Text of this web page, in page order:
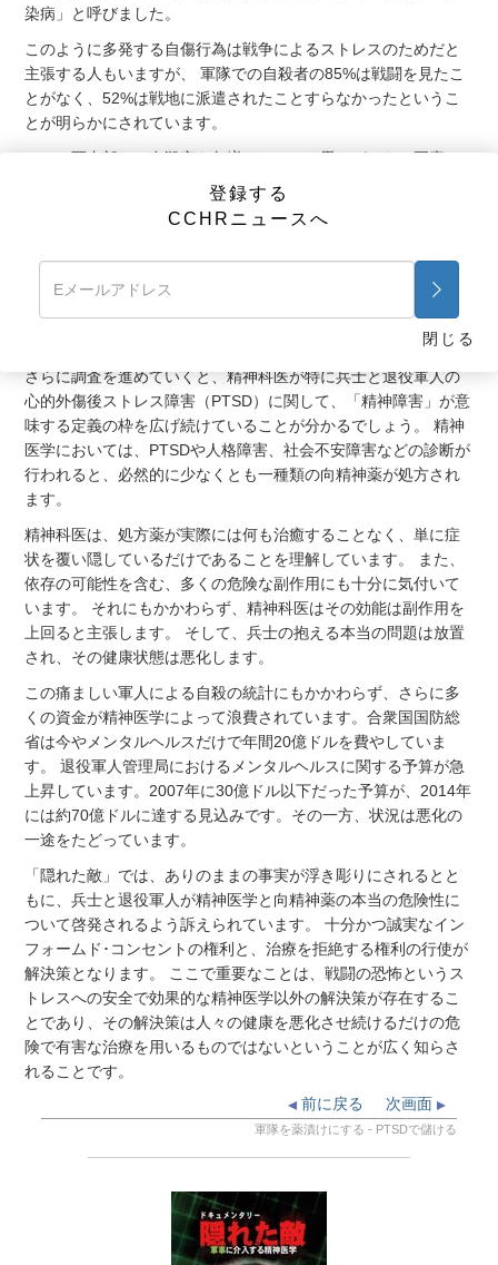
染病」と呼びました。
このように多発する自傷行為は戦争によるストレスのためだと
主張する人もいますが、 軍隊での自殺者の85%は戦闘を見たこ
とがなく、52%は戦地に派遣されたことすらなかったというこ
とが明らかにされています。
では、軍内部での自殺率を急増させている思いがけない要素と
新発表のドキュメンタリー「隠れた敵：軍事に介入する精神医
は、2003年から始まった向精神薬の処方率の急激な増加です。
増加する攻撃性と自殺願望などで知られる、この種の薬物の処
方による副作用は、軍内部の家庭内暴力、児童虐待、性犯罪だ
さらに調査を進めていくと、精神科医が特に兵士と退役軍人の
心的外傷後ストレス障害（PTSD）に関して、「精神障害」が意
味する定義の枠を広げ続けていることが分かるでしょう。 精神
医学においては、PTSDや人格障害、社会不安障害などの診断が
行われると、必然的に少なくとも一種類の向精神薬が処方され
ます。
精神科医は、処方薬が実際には何も治癒することなく、単に症
状を覆い隠しているだけであることを理解しています。 また、
依存の可能性を含む、多くの危険な副作用にも十分に気付いて
います。 それにもかかわらず、精神科医はその効能は副作用を
上回ると主張します。 そして、兵士の抱える本当の問題は放置
され、その健康状態は悪化します。
この痛ましい軍人による自殺の統計にもかかわらず、さらに多
くの資金が精神医学によって浪費されています。合衆国国防総
省は今やメンタルヘルスだけで年間20億ドルを費やしていま
す。 退役軍人管理局におけるメンタルヘルスに関する予算が急
上昇しています。2007年に30億ドル以下だった予算が、2014年
には約70億ドルに達する見込みです。その一方、状況は悪化の
一途をたどっています。
「隠れた敵」では、ありのままの事実が浮き彫りにされるとと
もに、兵士と退役軍人が精神医学と向精神薬の本当の危険性に
ついて啓発されるよう訴えられています。 十分かつ誠実なイン
フォームド･コンセントの権利と、治療を拒絶する権利の行使が
解決策となります。 ここで重要なことは、戦闘の恐怖というス
トレスへの安全で効果的な精神医学以外の解決策が存在するこ
とであり、その解決策は人々の健康を悪化させ続けるだけの危
険で有害な治療を用いるものではないということが広く知らさ
れることです。
次画面
前に戻る
軍隊を薬漬けにする - PTSDで儲ける
登録する
CCHRニュースへ
閉じる